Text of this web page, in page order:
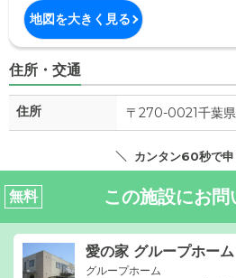
地図を大きく見る
住所・交通
住所 〒270-0021千葉県
カンタン60秒で申
無料 この施設にお問
愛の家 グループホー
グループホーム